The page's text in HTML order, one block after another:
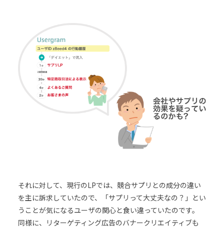
それに対して、現行のLPでは、競合サプリとの成分の違い
を主に訴求していたので、「サプリって大丈夫なの？」とい
うことが気になるユーザの関心と食い違っていたのです。
同様に、リターゲティング広告のバナークリエイティブも